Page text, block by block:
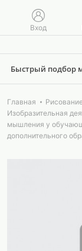
Вход
Быстрый подбор
Главная
Изобразительная
мышления у
дополнительного